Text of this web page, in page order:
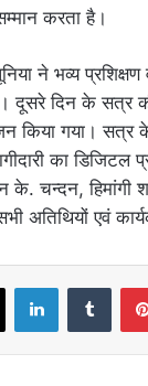
करता है।
ने भव्य
दूसरे दिन के सत्र
गया। सत्र के
का
चन्दन, हिमांगी
अतिथियों एवं
X LinkedIn